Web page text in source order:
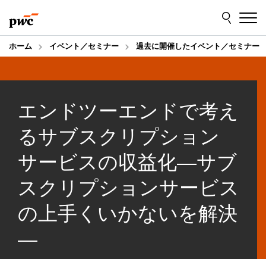
to
content
to
footer
ホーム イベント／セミナー 過去に開催したイベント／セミナー
エンドツーエンドで考え
るサブスクリプション
サービスの収益化―サブ
スクリプションサービス
の上手くいかないを解決
―